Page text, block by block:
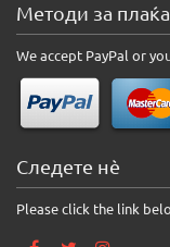
Методи за
We accept PayPal or
Следете нè
Please click the link